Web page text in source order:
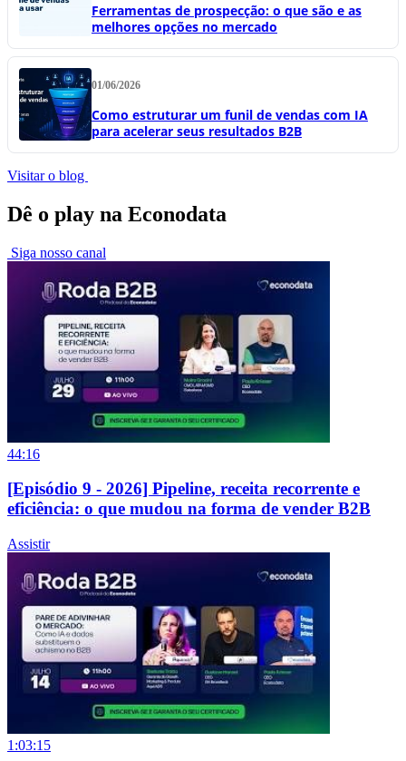
Ferramentas de prospecção: o que são e as
melhores opções no mercado
01/06/2026
Como estruturar um funil de vendas com IA
para acelerar seus resultados B2B
Visitar o blog
Dê o play na Econodata
Siga nosso canal
44:16
[Episódio 9 - 2026] Pipeline, receita recorrente e
eficiência: o que mudou na forma de vender B2B
Assistir
1:03:15